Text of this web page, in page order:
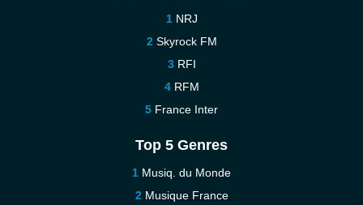
NRJ
Skyrock FM
RFI
RFM
France Inter
Top 5 Genres
Musiq. du Monde
Musique France